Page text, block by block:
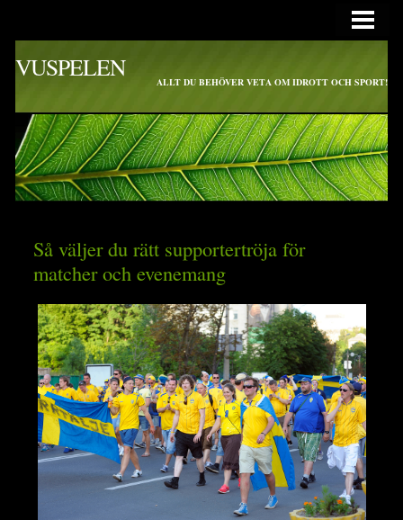
VUSPELEN ALLT DU BEHÖVER VETA OM IDROTT OCH SPORT!
Så väljer du rätt supportertröja för
matcher och evenemang